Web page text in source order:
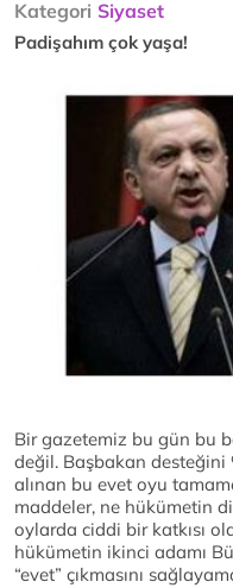
Kategori Siyaset
Padişahım çok yaşa!
Bir gazetemiz bu gün bu
değil. Başbakan desteğini
alınan bu evet oyu
maddeler, ne hükümetin
oylarda ciddi bir katkısı
hükümetin ikinci adamı
“evet” çıkmasını